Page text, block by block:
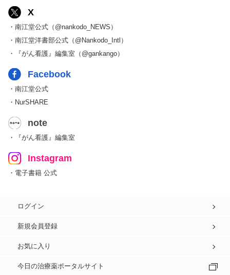
X
・南江堂公式（@nankodo_NEWS）
・南江堂洋書部公式（@Nankodo_Intl）
・『がん看護』編集室（@gankango）
Facebook
・南江堂公式
・NurSHARE
note
・『がん看護』編集室
Instagram
・電子書籍 公式
ログイン
新規会員登録
お気に入り
今日の治療薬ポータルサイト